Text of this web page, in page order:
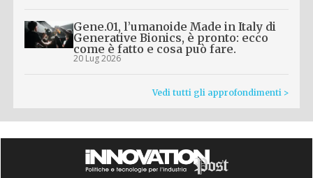
Gene.01, l’umanoide Made in Italy di
Generative Bionics, è pronto: ecco
come è fatto e cosa può fare.
20 Lug 2026
Vedi tutti gli approfondimenti >